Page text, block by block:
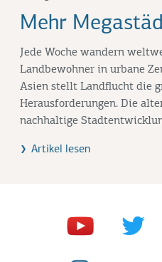
Mehr
Jede Woche wandern
Landbewohner in urbane
Asien stellt Landflucht die
Herausforderungen. Die
nachhaltige
Artikel lesen